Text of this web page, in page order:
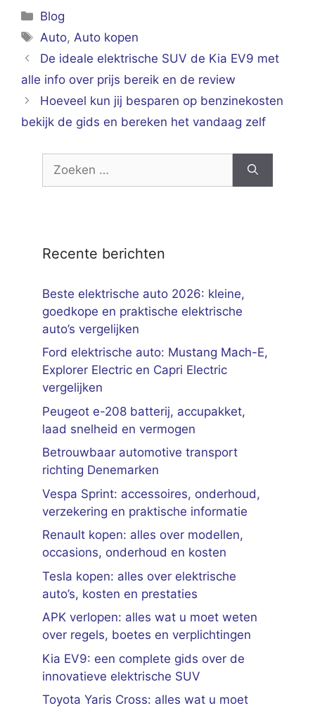
Categorieën
Blog
Tags
Auto, Auto kopen
De ideale elektrische SUV de Kia EV9 met
alle info over prijs bereik en de review
Hoeveel kun jij besparen op benzinekosten
bekijk de gids en bereken het vandaag zelf
naar:
Recente berichten
Beste elektrische auto 2026: kleine,
goedkope en praktische elektrische
auto’s vergelijken
Ford elektrische auto: Mustang Mach-E,
Explorer Electric en Capri Electric
vergelijken
Peugeot e-208 batterij, accupakket,
laad snelheid en vermogen
Betrouwbaar automotive transport
richting Denemarken
Vespa Sprint: accessoires, onderhoud,
verzekering en praktische informatie
Renault kopen: alles over modellen,
occasions, onderhoud en kosten
Tesla kopen: alles over elektrische
auto’s, kosten en prestaties
APK verlopen: alles wat u moet weten
over regels, boetes en verplichtingen
Kia EV9: een complete gids over de
innovatieve elektrische SUV
Toyota Yaris Cross: alles wat u moet